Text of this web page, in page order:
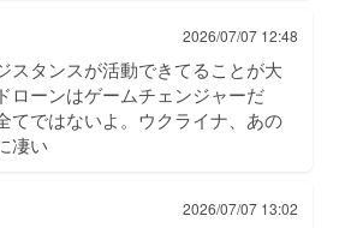
2026/07/07 12:48
スタンスが活動できてることが大
ローンはゲームチェンジャーだ
てではないよ。ウクライナ、あの
凄い
2026/07/07 13:02